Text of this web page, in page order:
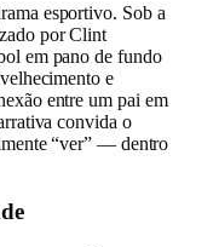
esportivo. Sob a
por Clint
em pano de fundo
e
entre um pai em
convida o
“ver” — dentro